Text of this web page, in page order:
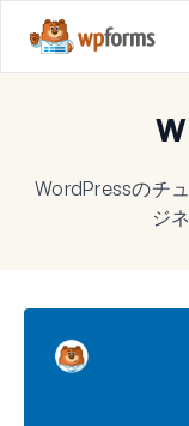
WordPressのチ
ジ